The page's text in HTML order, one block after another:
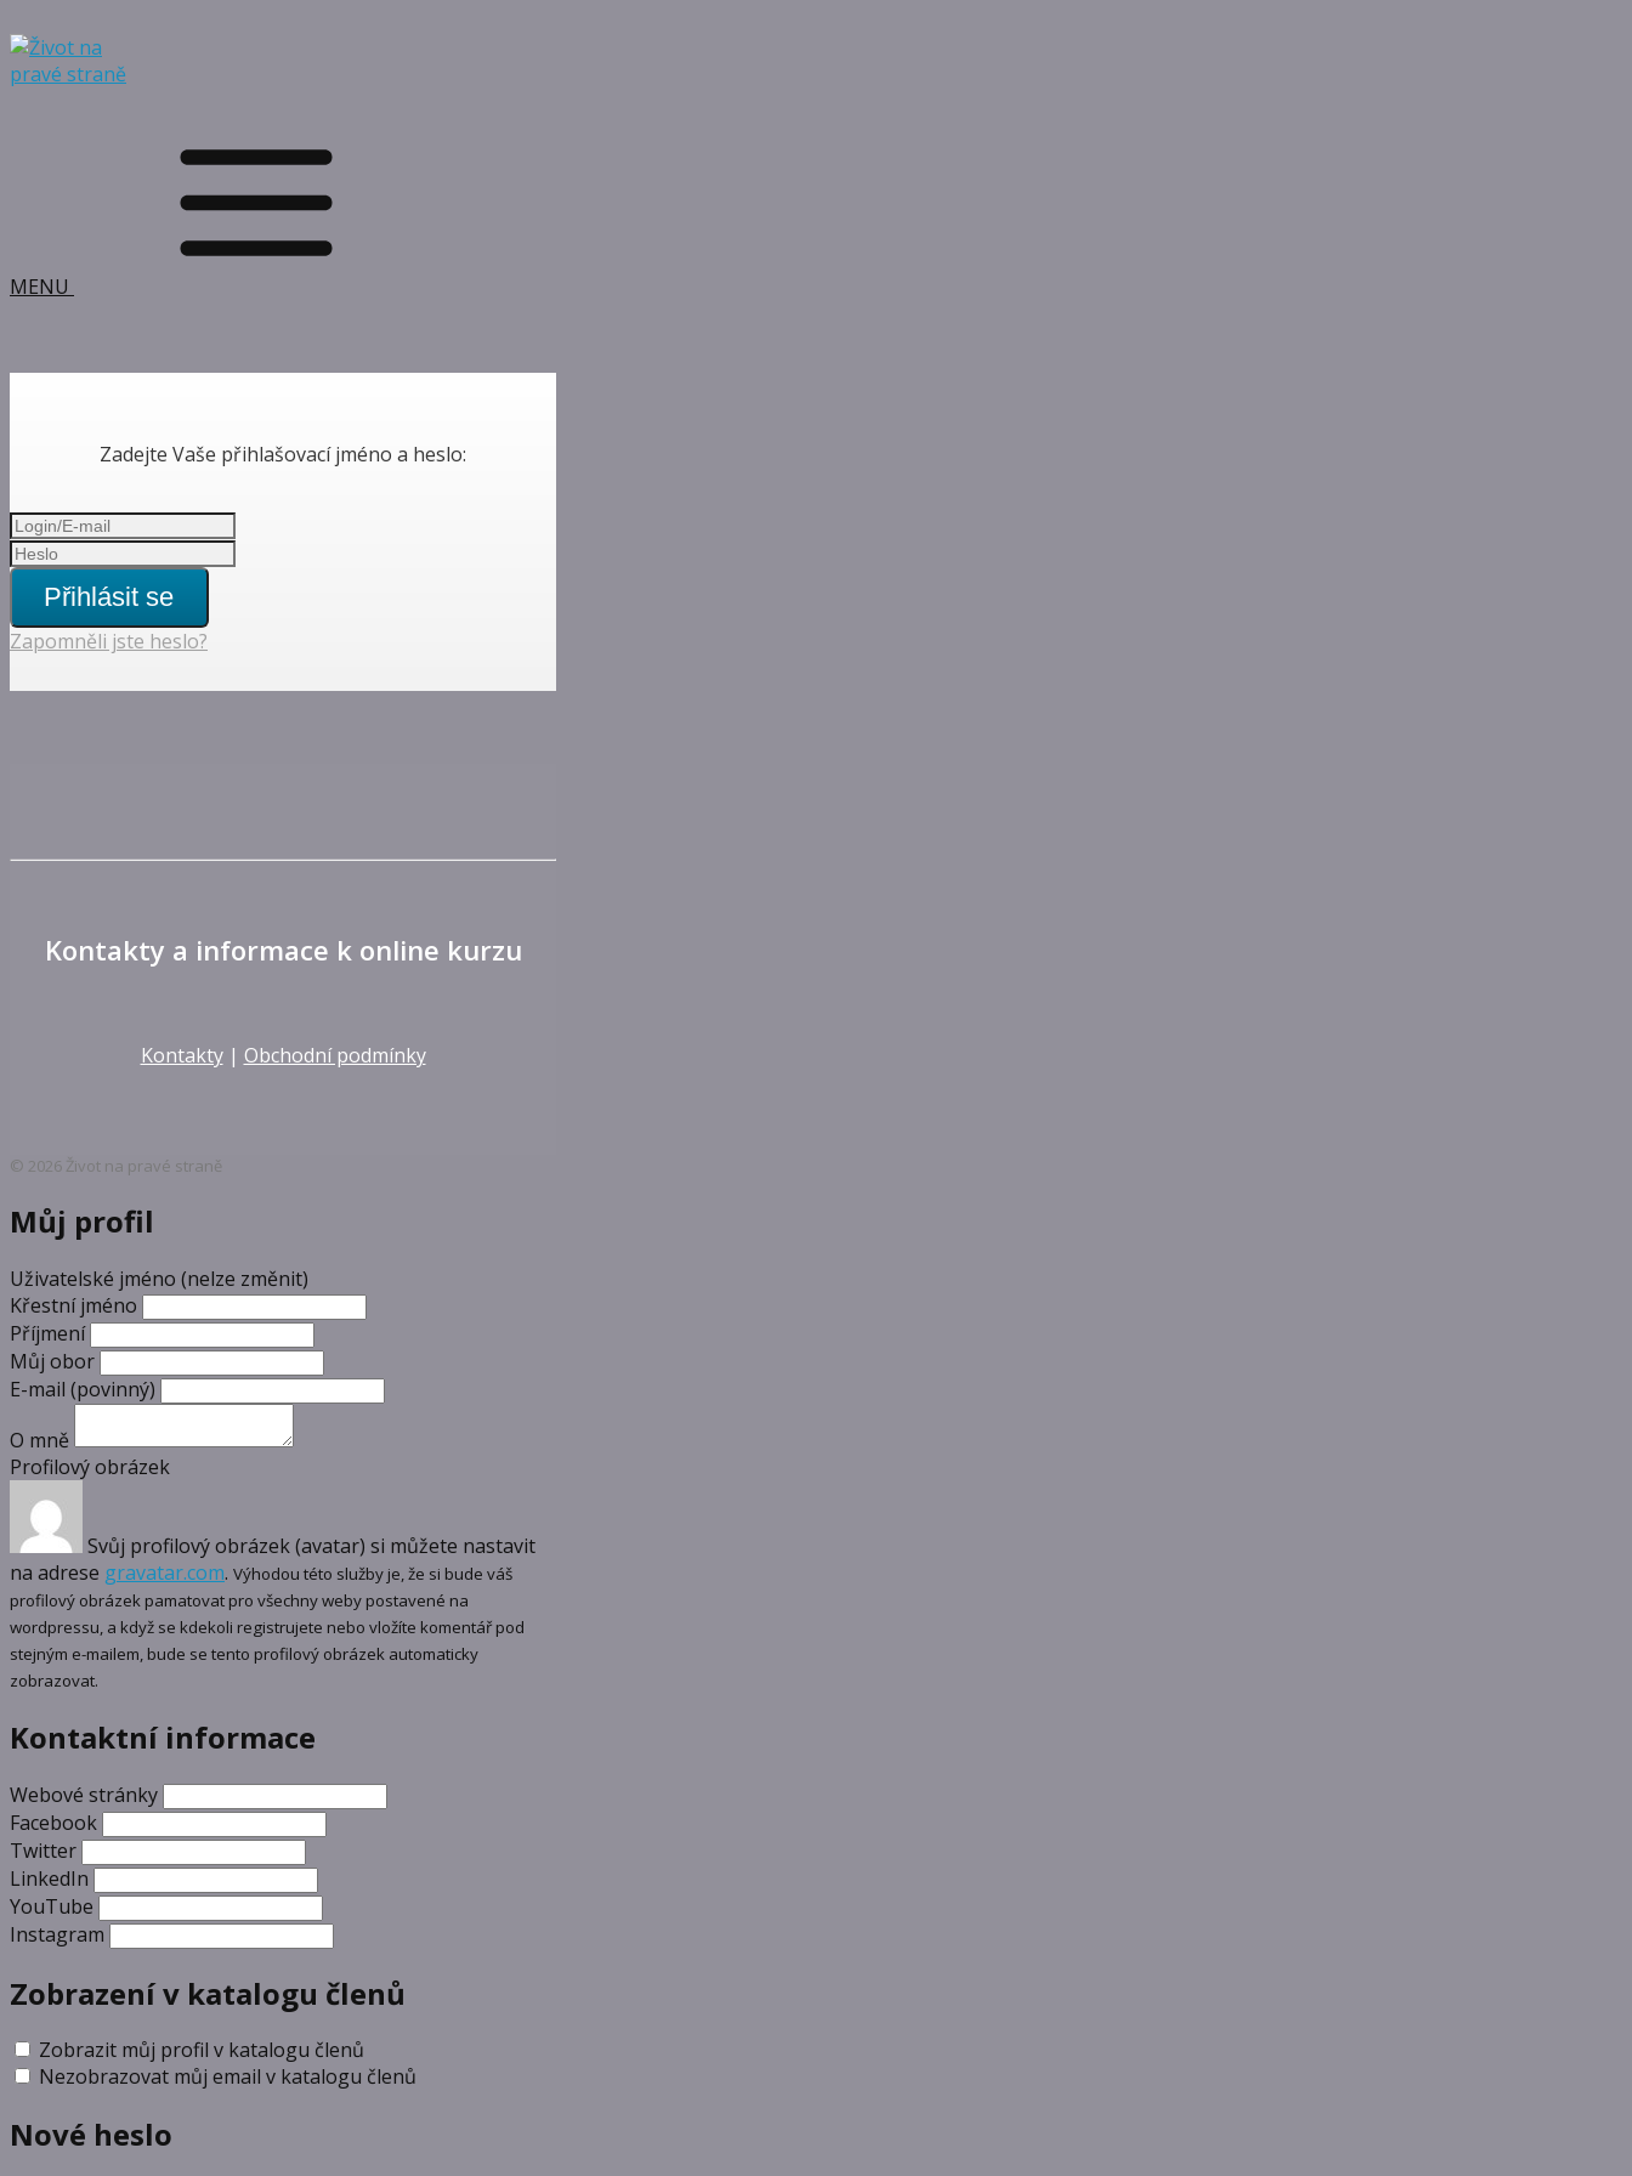
MENU
Zadejte Vaše přihlašovací jméno a heslo:
Přihlásit se
Zapomněli jste heslo?
Kontakty a informace k online kurzu
Kontakty| Obchodní podmínky
© 2026 Život na pravé straně
Můj profil
Uživatelské jméno (nelze změnit)
Křestní jméno
Příjmení
Můj obor
E-mail (povinný)
O mně
Profilový obrázek
Svůj profilový obrázek (avatar) si můžete nastavit
na adrese gravatar.com. Výhodou této služby je, že si bude váš
profilový obrázek pamatovat pro všechny weby postavené na
wordpressu, a když se kdekoli registrujete nebo vložíte komentář pod
stejným e-mailem, bude se tento profilový obrázek automaticky
zobrazovat.
Kontaktní informace
Webové stránky
Facebook
Twitter
LinkedIn
YouTube
Instagram
Zobrazení v katalogu členů
Zobrazit můj profil v katalogu členů
Nezobrazovat můj email v katalogu členů
Nové heslo